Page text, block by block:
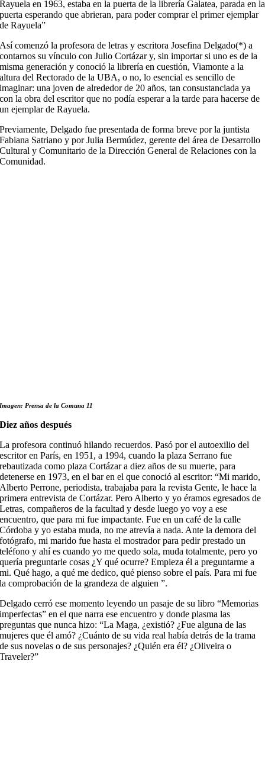
Rayuela en 1963, estaba en la puerta de la librería Galatea, parada en la
puerta esperando que abrieran, para poder comprar el primer ejemplar
de Rayuela”
Así comenzó la profesora de letras y escritora Josefina Delgado(*) a
contarnos su vínculo con Julio Cortázar y, sin importar si uno es de la
misma generación y conoció la librería en cuestión, Viamonte a la
altura del Rectorado de la UBA, o no, lo esencial es sencillo de
imaginar: una joven de alrededor de 20 años, tan consustanciada ya
con la obra del escritor que no podía esperar a la tarde para hacerse de
un ejemplar de Rayuela.
Previamente, Delgado fue presentada de forma breve por la juntista
Fabiana Satriano y por Julia Bermúdez, gerente del área de Desarrollo
Cultural y Comunitario de la Dirección General de Relaciones con la
Comunidad.
Imagen: Prensa de la Comuna 11
Diez años después
La profesora continuó hilando recuerdos. Pasó por el autoexilio del
escritor en París, en 1951, a 1994, cuando la plaza Serrano fue
rebautizada como plaza Cortázar a diez años de su muerte, para
detenerse en 1973, en el bar en el que conoció al escritor: “Mi marido,
Alberto Perrone, periodista, trabajaba para la revista Gente, le hace la
primera entrevista de Cortázar. Pero Alberto y yo éramos egresados de
Letras, compañeros de la facultad y desde luego yo voy a ese
encuentro, que para mi fue impactante. Fue en un café de la calle
Córdoba y yo estaba muda, no me atrevía a nada. Ante la demora del
fotógrafo, mi marido fue hasta el mostrador para pedir prestado un
teléfono y ahí es cuando yo me quedo sola, muda totalmente, pero yo
quería preguntarle cosas ¿Y qué ocurre? Empieza él a preguntarme a
mi. Qué hago, a qué me dedico, qué pienso sobre el país. Para mi fue
la comprobación de la grandeza de alguien ”.
Delgado cerró ese momento leyendo un pasaje de su libro “Memorias
imperfectas” en el que narra ese encuentro y donde plasma las
preguntas que nunca hizo: “La Maga, ¿existió? ¿Fue alguna de las
mujeres que él amó? ¿Cuánto de su vida real había detrás de la trama
de sus novelas o de sus personajes? ¿Quién era él? ¿Oliveira o
Traveler?”